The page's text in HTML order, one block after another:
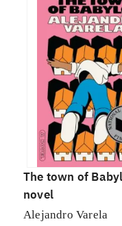
The town of
novel
Alejandro Varela